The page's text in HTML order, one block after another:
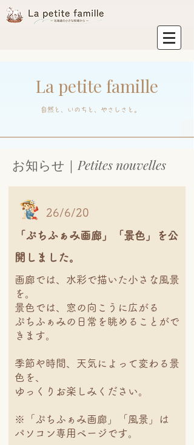
La petite famille
自然と、いのちと、やさしさと。
お知らせ｜ Petites nouvelles
26/6/20
「ぷちふぁみ画廊」「景色」を公
開しました。
画廊では、水彩で描いた小さな風景
を。
景色では、窓の向こうに広がる
ぷちふぁみの日常を眺めることがで
きます。
季節や時間、天気によって変わる景
色を、
ゆっくりお楽しみください。
※「ぷちふぁみ画廊」「風景」は
パソコン専用ページです。